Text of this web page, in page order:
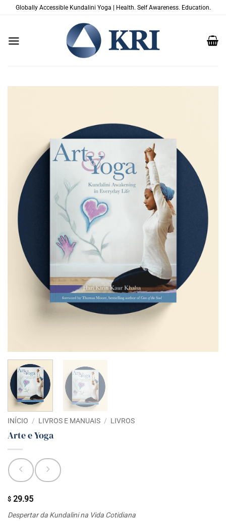
Globally Accessible Kundalini Yoga | Health. Self Awareness. Education.
INÍCIO / LIVROS E MANUAIS / LIVROS
Arte e Yoga
$ 29.95
Despertar da Kundalini na Vida Cotidiana